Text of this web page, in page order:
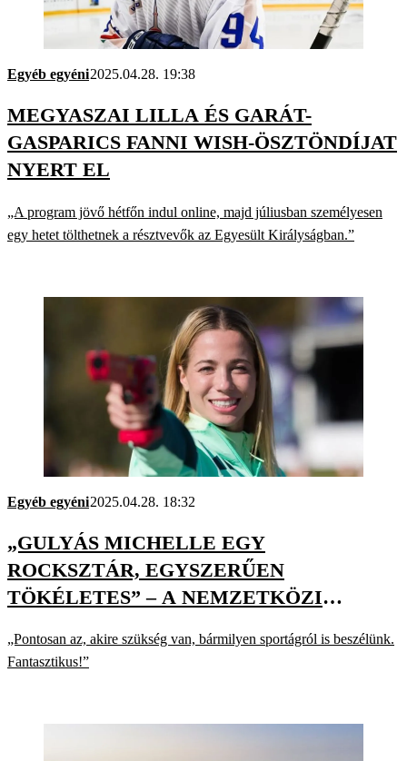
Egyéb egyéni2025.04.28. 19:38
MEGYASZAI LILLA ÉS GARÁT-
GASPARICS FANNI WISH-ÖSZTÖNDÍJAT
NYERT EL
„A program jövő hétfőn indul online, majd júliusban személyesen
egy hetet tölthetnek a résztvevők az Egyesült Királyságban.”
Egyéb egyéni2025.04.28. 18:32
„GULYÁS MICHELLE EGY
ROCKSZTÁR, EGYSZERŰEN
TÖKÉLETES” – A NEMZETKÖZI
„Pontosan az, akire szükség van, bármilyen sportágról is beszélünk.
Fantasztikus!”